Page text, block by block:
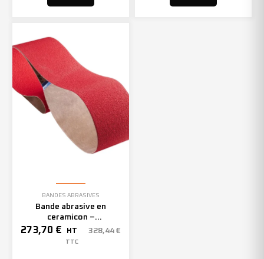
BANDES ABRASIVES
Bande abrasive en
ceramicon –
150mmx2000mm – Grain 40
– 305969 (x10)
273,70 € HT 328,44 €
TTC